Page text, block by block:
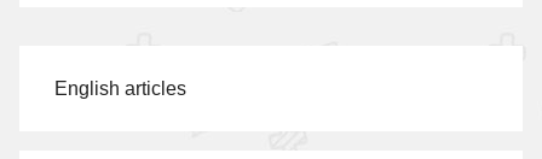
English articles